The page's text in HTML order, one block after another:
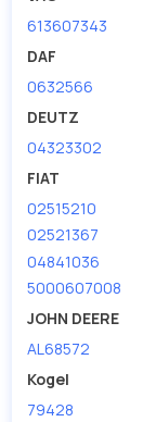
613607343
DAF
0632566
DEUTZ
04323302
FIAT
02515210
02521367
04841036
5000607008
JOHN DEERE
AL68572
Kogel
79428